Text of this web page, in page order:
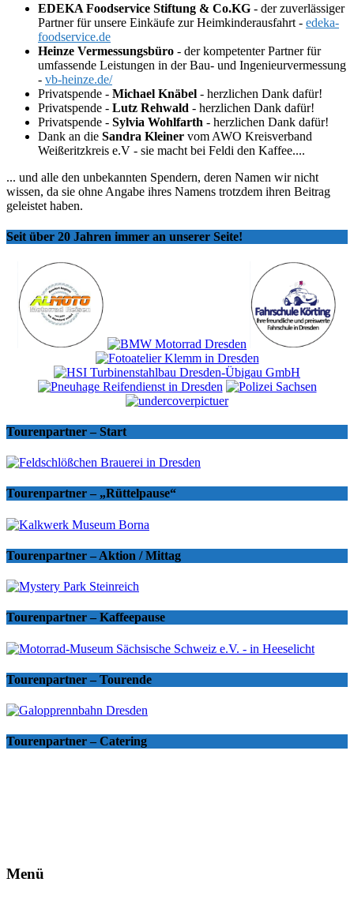
EDEKA Foodservice Stiftung & Co.KG - der zuverlässiger
Partner für unsere Einkäufe zur Heimkinderausfahrt - edeka-
foodservice.de
Heinze Vermessungsbüro - der kompetenter Partner für
umfassende Leistungen in der Bau- und Ingenieurvermessung
- vb-heinze.de/
Privatspende - Michael Knäbel - herzlichen Dank dafür!
Privatspende - Lutz Rehwald - herzlichen Dank dafür!
Privatspende - Sylvia Wohlfarth - herzlichen Dank dafür!
Dank an die Sandra Kleiner vom AWO Kreisverband
Weißeritzkreis e.V - sie macht bei Feldi den Kaffee....
... und alle den unbekannten Spendern, deren Namen wir nicht
wissen, da sie ohne Angabe ihres Namens trotzdem ihren Beitrag
geleistet haben.
Seit über 20 Jahren immer an unserer Seite!
Tourenpartner – Start
Tourenpartner – „Rüttelpause“
Tourenpartner – Aktion / Mittag
Tourenpartner – Kaffeepause
Tourenpartner – Tourende
Tourenpartner – Catering
Menü